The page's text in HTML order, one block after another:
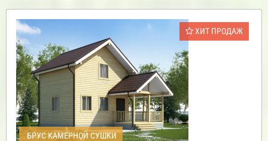
ХИТ ПРОДАЖ
БРУС КАМЕРНОЙ СУШКИ